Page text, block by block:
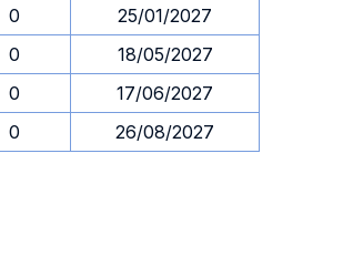
0
25/01/2027
0
18/05/2027
0
17/06/2027
0 26/08/2027